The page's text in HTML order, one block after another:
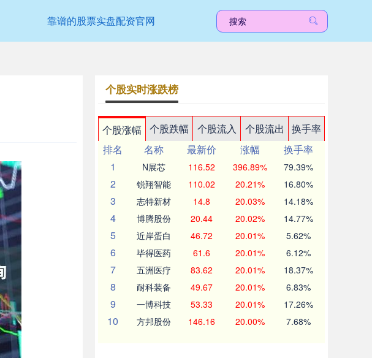
靠谱的股票实盘配资官网
个股实时涨跌榜
个股涨幅 个股跌幅 个股流入 个股流出
换手率
排名
名称 最新价 涨幅
换手率
1
N展芯 116.52 396.89% 79.39%
2 锐翔智能 110.02 20.21% 16.80%
3 志特新材 14.8 20.03% 14.18%
4 博腾股份 20.44 20.02% 14.77%
5 近岸蛋白 46.72 20.01% 5.62%
6 毕得医药 61.6 20.01% 6.12%
7 五洲医疗 83.62 20.01% 18.37%
8 耐科装备 49.67 20.01% 6.83%
9 一博科技 53.33 20.01% 17.26%
10 方邦股份 146.16 20.00% 7.68%